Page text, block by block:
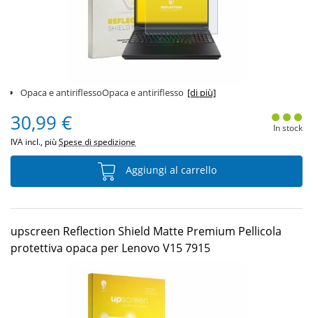
Opaca e antiriflessoOpaca e antiriflesso [di più]
30,99 €
IVA incl., piùSpese di spedizione
In stock
Aggiungi al carrello
upscreen Reflection Shield Matte Premium Pellicola
protettiva opaca per Lenovo V15 7915